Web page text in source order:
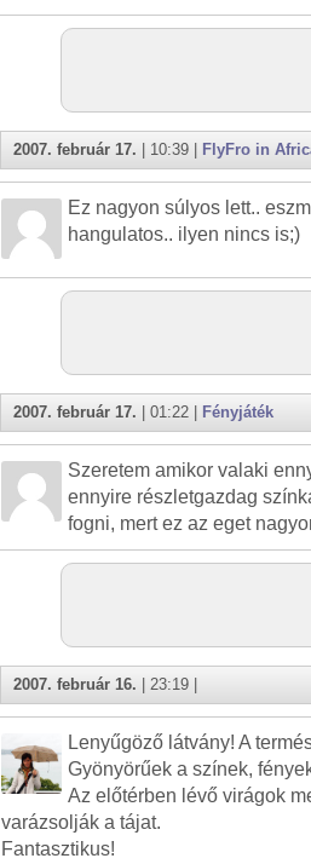
2007. február 17. | 10:39 | FlyFro in
Ez nagyon súlyos lett..
hangulatos.. ilyen nincs is;)
2007. február 17. | 01:22 | Fényjáték
Szeretem amikor valaki
ennyire részletgazdag
fogni, mert ez az eget
2007. február 16. | 23:19 |
Lenyűgöző látvány! A
Gyönyörűek a színek,
Az előtérben lévő virágok
varázsolják a tájat.
Fantasztikus!